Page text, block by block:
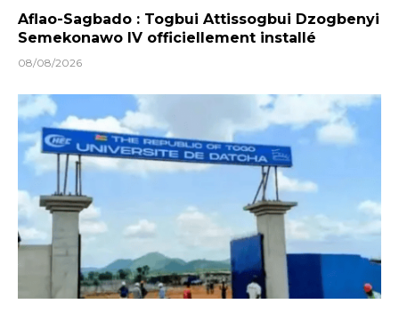
Aflao-Sagbado : Togbui Attissogbui Dzogbenyi
Semekonawo IV officiellement installé
08/08/2026